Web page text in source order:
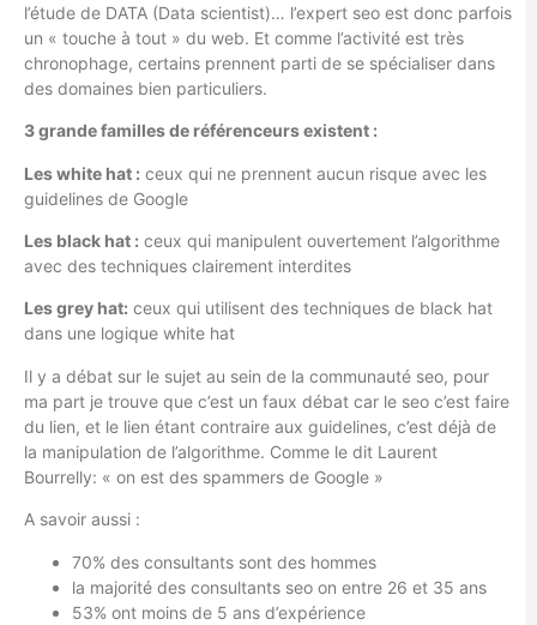
l’étude de DATA (Data scientist)… l’expert seo est donc parfois
un « touche à tout » du web. Et comme l’activité est très
chronophage, certains prennent parti de se spécialiser dans
des domaines bien particuliers.
3 grande familles de référenceurs existent :
Les white hat : ceux qui ne prennent aucun risque avec les
guidelines de Google
Les black hat : ceux qui manipulent ouvertement l’algorithme
avec des techniques clairement interdites
Les grey hat: ceux qui utilisent des techniques de black hat
dans une logique white hat
Il y a débat sur le sujet au sein de la communauté seo, pour
ma part je trouve que c’est un faux débat car le seo c’est faire
du lien, et le lien étant contraire aux guidelines, c’est déjà de
la manipulation de l’algorithme. Comme le dit Laurent
Bourrelly: « on est des spammers de Google »
A savoir aussi :
70% des consultants sont des hommes
la majorité des consultants seo on entre 26 et 35 ans
53% ont moins de 5 ans d’expérience